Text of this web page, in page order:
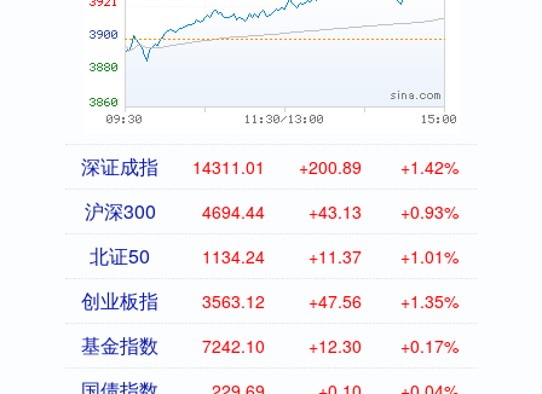
深证成指 14311.01 +200.89 +1.42%
沪深300 4694.44 +43.13 +0.93%
北证50 1134.24 +11.37 +1.01%
创业板指 3563.12 +47.56 +1.35%
基金指数 7242.10 +12.30 +0.17%